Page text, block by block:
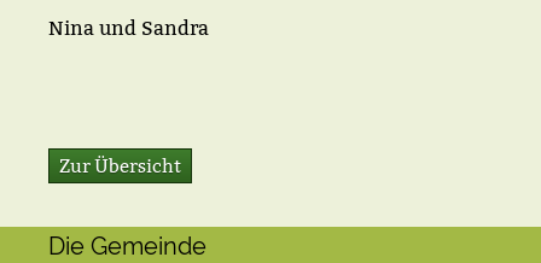
Nina und Sandra
Zur Übersicht
Die Gemeinde